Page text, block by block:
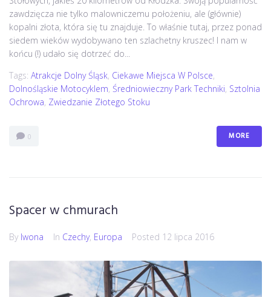
zawdzięcza nie tylko malowniczemu położeniu, ale (głównie)
kopalni złota, która się tu znajduje. To właśnie tutaj, przez ponad
siedem wieków wydobywano ten szlachetny kruszec! I nam w
końcu (!) udało się dotrzeć do...
Tags: Atrakcje Dolny Śląsk, Ciekawe Miejsca W Polsce,
Dolnośląskie Motocyklem, Średniowieczny Park Techniki, Sztolnia
Ochrowa, Zwiedzanie Złotego Stoku
0 MORE
Spacer w chmurach
By Iwona In Czechy, Europa Posted 12 lipca 2016